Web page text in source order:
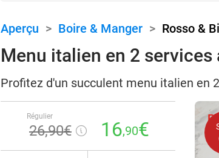
Aperçu > Boire & Manger > Rosso &
Menu italien en 2
Profitez d'un succulent menu italien en
Régulier
26,90€ 16,90€